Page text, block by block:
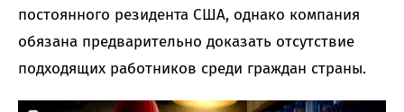
постоянного резидента США, однако компания
обязана предварительно доказать отсутствие
подходящих работников среди граждан страны.